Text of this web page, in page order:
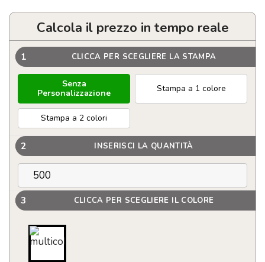
Calcola il prezzo in tempo reale
1 CLICCA PER SCEGLIERE LA STAMPA
Senza
Personalizzazione
Stampa a 1 colore
Stampa a 2 colori
2 INSERISCI LA QUANTITÀ
3 CLICCA PER SCEGLIERE IL COLORE